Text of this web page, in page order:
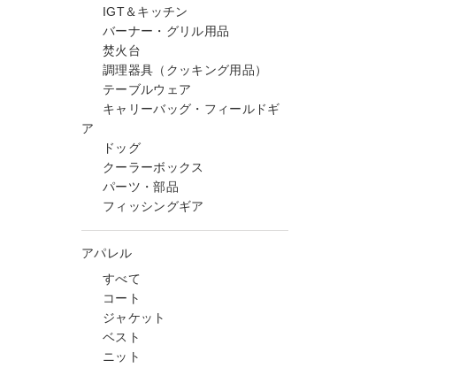
IGT＆キッチン
バーナー・グリル用品
焚火台
調理器具（クッキング用品）
テーブルウェア
キャリーバッグ・フィールドギ
ア
ドッグ
クーラーボックス
パーツ・部品
フィッシングギア
アパレル
すべて
コート
ジャケット
ベスト
ニット